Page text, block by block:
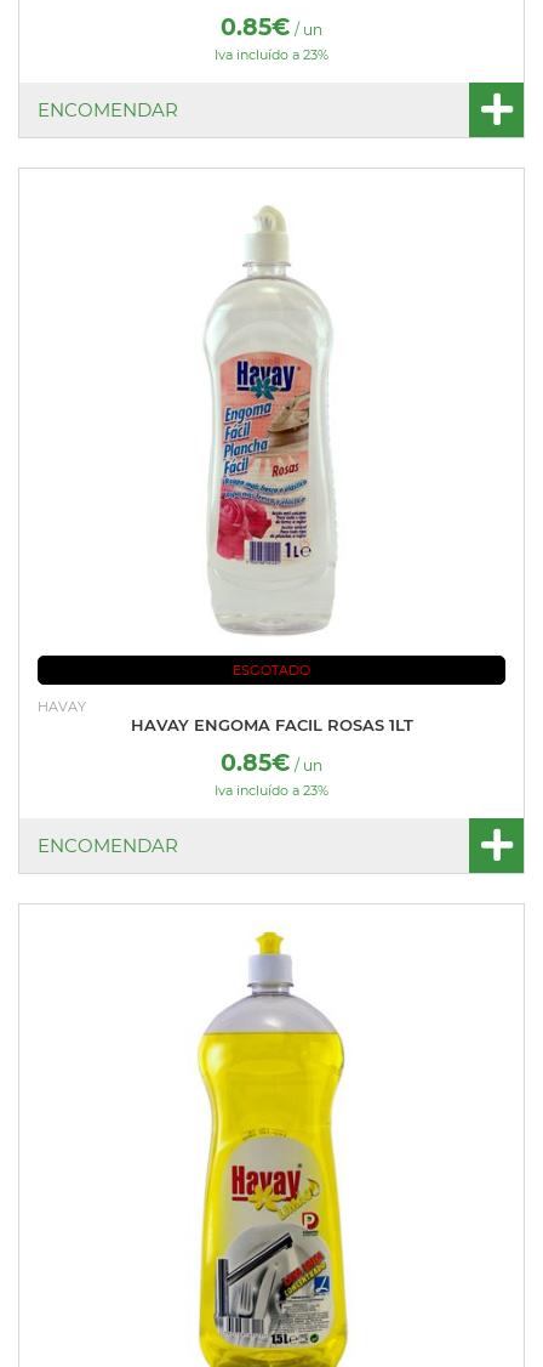
0.85€ / un
Iva incluído a 23%
ENCOMENDAR
ESGOTADO
HAVAY
HAVAY ENGOMA FACIL ROSAS 1LT
0.85€ / un
Iva incluído a 23%
ENCOMENDAR